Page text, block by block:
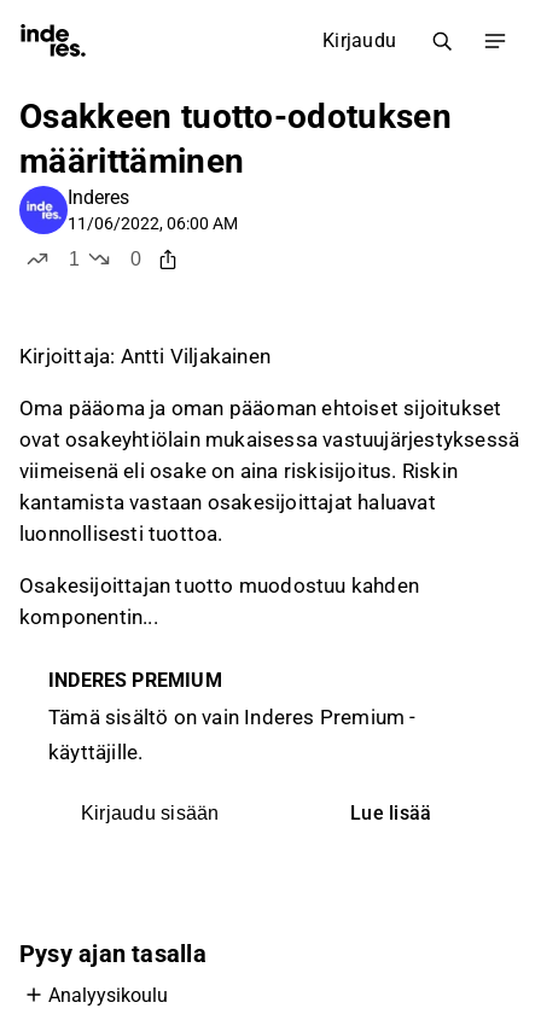
Kirjaudu
Osakkeen tuotto-odotuksen
määrittäminen
Inderes
11/06/2022, 06:00 AM
1
0
Kirjoittaja: Antti Viljakainen
Oma pääoma ja oman pääoman ehtoiset sijoitukset
ovat osakeyhtiölain mukaisessa vastuujärjestyksessä
viimeisenä eli osake on aina riskisijoitus. Riskin
kantamista vastaan osakesijoittajat haluavat
luonnollisesti tuottoa.
Osakesijoittajan tuotto muodostuu kahden
komponentin...
INDERES PREMIUM
Tämä sisältö on vain Inderes Premium -
käyttäjille.
Kirjaudu sisään Lue lisää
Pysy ajan tasalla
Analyysikoulu